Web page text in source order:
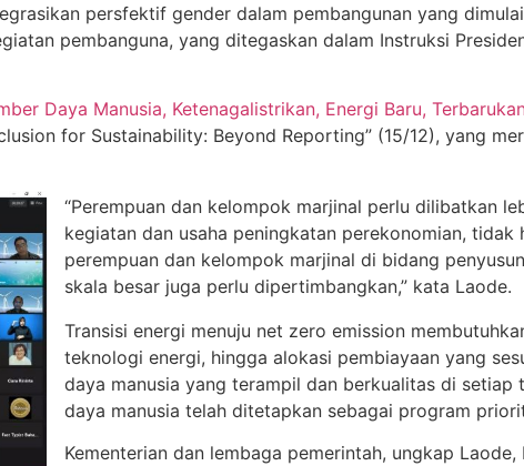
persfektif gender dalam pembangunan yang
pembanguna, yang ditegaskan dalam Instruksi
Daya Manusia, Ketenagalistrikan, Energi Baru,
for Sustainability: Beyond Reporting” (15/12), yang
“Perempuan dan kelompok marjinal perlu dilibatkan
kegiatan dan usaha peningkatan perekonomian,
perempuan dan kelompok marjinal di bidang
skala besar juga perlu dipertimbangkan,” kata Laode.
Transisi energi menuju net zero emission
teknologi energi, hingga alokasi pembiayaan yang
daya manusia yang terampil dan berkualitas di setiap
daya manusia telah ditetapkan sebagai program
Kementerian dan lembaga pemerintah, ungkap